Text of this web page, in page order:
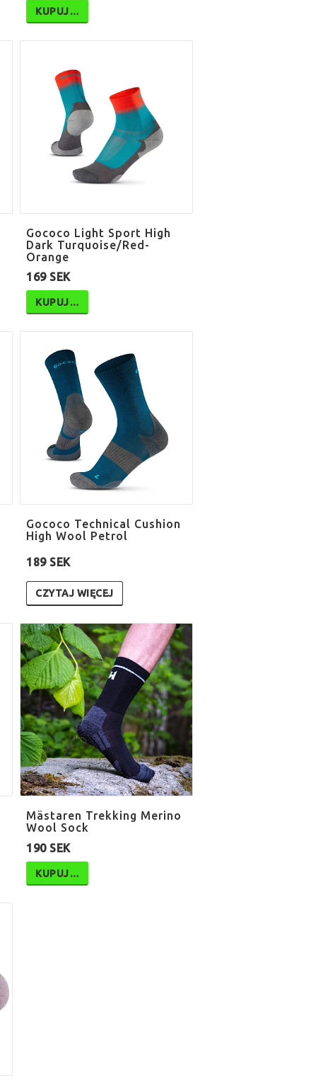
KUPUJ…
Gococo Light Sport High
Dark Turquoise/Red-
Orange
169 SEK
KUPUJ…
Gococo Technical Cushion
High Wool Petrol
189 SEK
CZYTAJ WIĘCEJ
Mästaren Trekking Merino
Wool Sock
190 SEK
KUPUJ…